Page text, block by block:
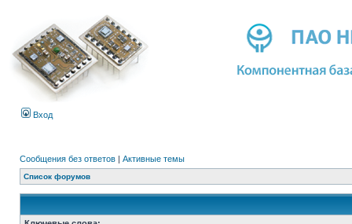
Вход
Сообщения без ответов | Активные темы
Список форумов